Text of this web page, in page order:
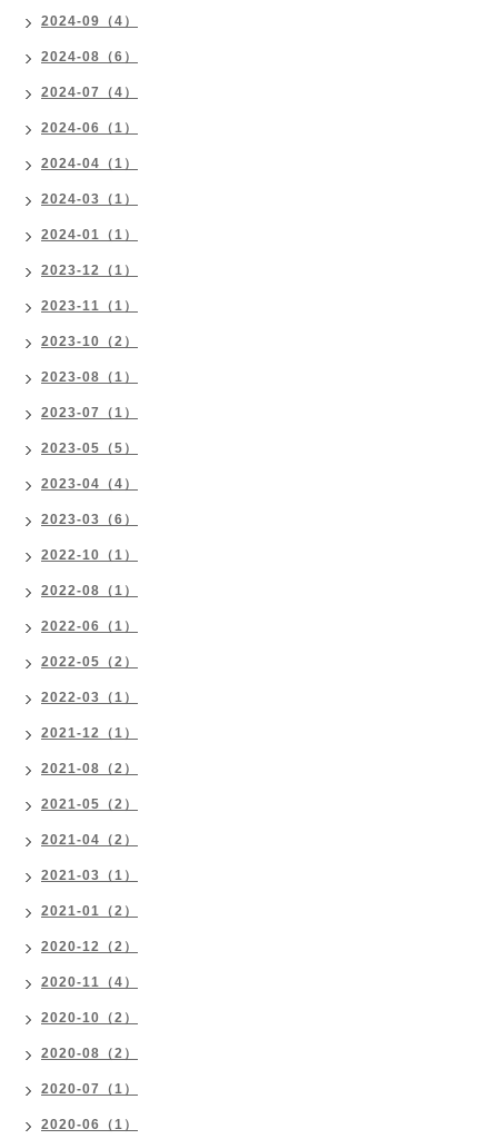
2024-09（4）
2024-08（6）
2024-07（4）
2024-06（1）
2024-04（1）
2024-03（1）
2024-01（1）
2023-12（1）
2023-11（1）
2023-10（2）
2023-08（1）
2023-07（1）
2023-05（5）
2023-04（4）
2023-03（6）
2022-10（1）
2022-08（1）
2022-06（1）
2022-05（2）
2022-03（1）
2021-12（1）
2021-08（2）
2021-05（2）
2021-04（2）
2021-03（1）
2021-01（2）
2020-12（2）
2020-11（4）
2020-10（2）
2020-08（2）
2020-07（1）
2020-06（1）